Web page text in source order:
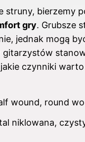
struny, bierzemy
gry. Grubsze
jednak mogą
gitarzystów
czynniki
wound, round
niklowana,